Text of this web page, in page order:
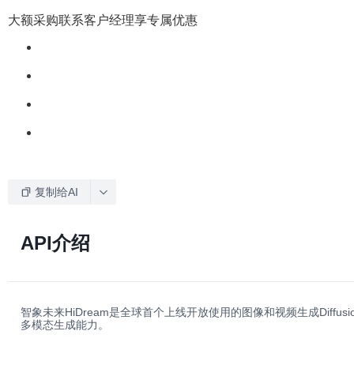
大额采购联系客户经理享专属优惠
复制给AI
API介绍
智象未来HiDream是全球首个上线开放使用的图像和视频生成
多模态生成能力。